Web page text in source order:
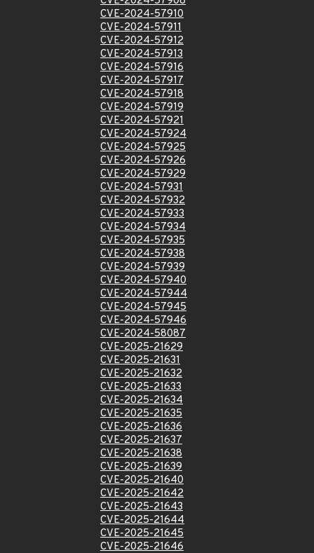
CVE-2024-57910
CVE-2024-57911
CVE-2024-57912
CVE-2024-57913
CVE-2024-57916
CVE-2024-57917
CVE-2024-57918
CVE-2024-57919
CVE-2024-57921
CVE-2024-57924
CVE-2024-57925
CVE-2024-57926
CVE-2024-57929
CVE-2024-57931
CVE-2024-57932
CVE-2024-57933
CVE-2024-57934
CVE-2024-57935
CVE-2024-57938
CVE-2024-57939
CVE-2024-57940
CVE-2024-57944
CVE-2024-57945
CVE-2024-57946
CVE-2024-58087
CVE-2025-21629
CVE-2025-21631
CVE-2025-21632
CVE-2025-21633
CVE-2025-21634
CVE-2025-21635
CVE-2025-21636
CVE-2025-21637
CVE-2025-21638
CVE-2025-21639
CVE-2025-21640
CVE-2025-21642
CVE-2025-21643
CVE-2025-21644
CVE-2025-21645
CVE-2025-21646